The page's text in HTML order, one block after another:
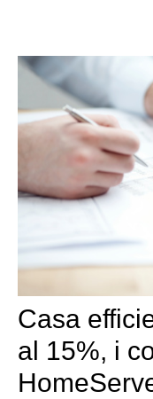
Casa
al 15%, i